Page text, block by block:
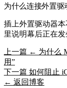
为什么连接外置驱
插上外置驱动器
里说明幕后正在发
上一篇 ← 为什么
用”
下一篇 如何阻止
← 返回博客